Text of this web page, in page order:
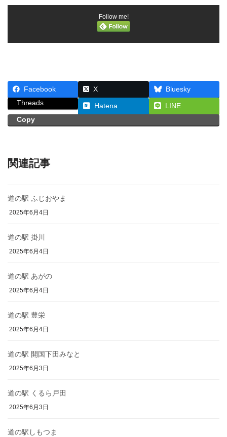
Follow me!
Facebook X
Bluesky
Threads
Hatena
LINE
Copy
関連記事
道の駅 ふじおやま
2025年6月4日
道の駅 掛川
2025年6月4日
道の駅 あがの
2025年6月4日
道の駅 豊栄
2025年6月4日
道の駅 開国下田みなと
2025年6月3日
道の駅 くるら戸田
2025年6月3日
道の駅しもつま